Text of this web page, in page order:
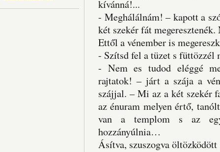
kívánná!...
- Meghálálnám! – kapott a
két szekér fát
Ettől a vénember is
- Szítsd fel a tüzet s füttözzél
- Nem es tudod eléggé
rajtatok! – járt a szája a
szájjal. – Mi az a két szekér
az énuram melyen értő,
van a templom s az egy
hozzányúlnia…
Ásítva, szuszogva